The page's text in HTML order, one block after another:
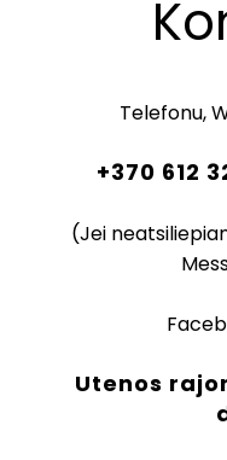
Telefonu,
+370 612
(Jei
Utenos